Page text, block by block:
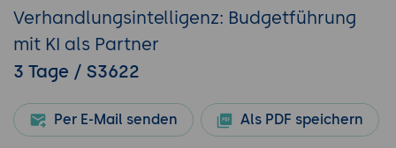
Verhandlungsintelligenz: Budgetführung
mit KI als Partner
3 Tage / S3622
Per E-Mail senden Als PDF speichern